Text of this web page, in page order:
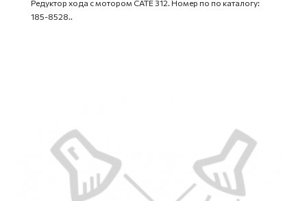
Редуктор хода с мотором CATE 312. Номер по по каталогу:
185-8528..